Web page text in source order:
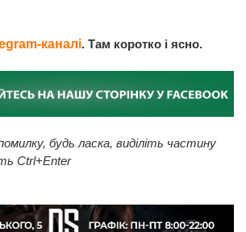
каналі. Там коротко і ясно.
будь ласка, виділіть частину
Ctrl+Enter